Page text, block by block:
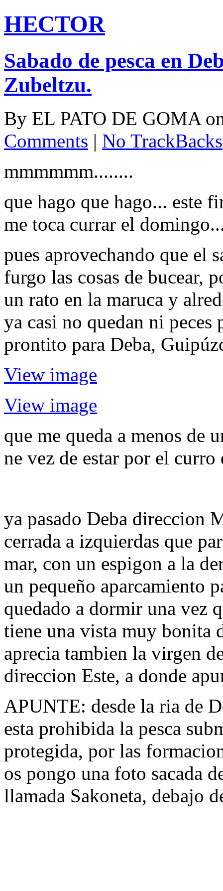
HECTOR
Sabado de pesca en
Zubeltzu.
By EL PATO DE GOMA
Comments | No TrackBacks
mmmmmm........
que hago que hago... este
me toca currar el
pues aprovechando que el
furgo las cosas de bucear,
un rato en la maruca y
ya casi no quedan ni
prontito para Deba,
View image
View image
que me queda a menos de
ne vez de estar por el curro
ya pasado Deba direccion
cerrada a izquierdas que
mar, con un espigon a la
un pequeño aparcamiento
quedado a dormir una vez
tiene una vista muy bonita
aprecia tambien la virgen
direccion Este, a donde
APUNTE: desde la ria de
esta prohibida la pesca
protegida, por las
os pongo una foto sacada
llamada Sakoneta, debajo